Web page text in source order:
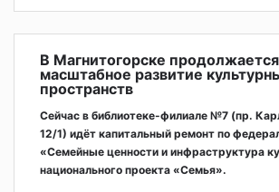
В Магнитогорске продолжается
масштабное развитие
пространств
Сейчас в библиотеке-филиале №7 (пр.
12/1) идёт капитальный ремонт по
«Семейные ценности и инфраструктура
национального проекта «Семья».